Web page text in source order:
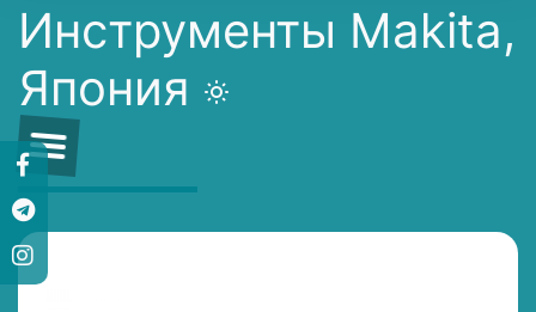
Инструменты Makita,
Япония